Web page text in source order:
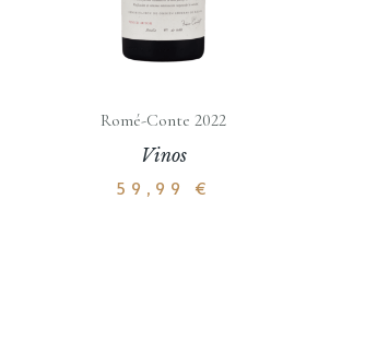
Romé-Conte 2022
Vinos
59,99 €